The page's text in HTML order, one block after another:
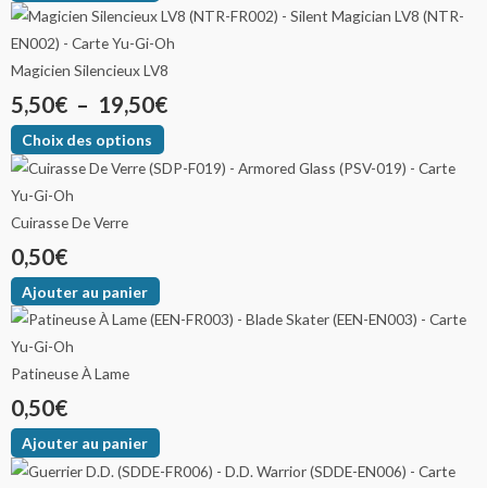
Magicien Silencieux LV8
5,50€ – 19,50€
Choix des options
Cuirasse De Verre
0,50€
Ajouter au panier
Patineuse À Lame
0,50€
Ajouter au panier